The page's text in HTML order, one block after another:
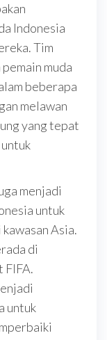
Indonesia
Tim
muda
beberapa
melawan
yang tepat
menjadi
untuk
Asia.
di
FIFA.
untuk